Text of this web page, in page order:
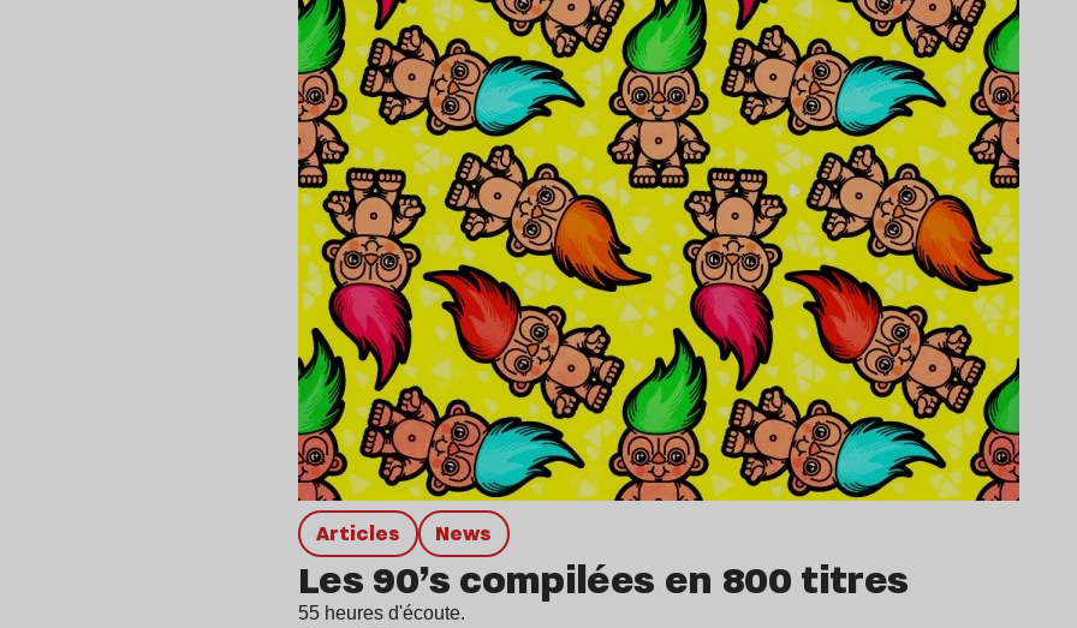
Articles news
Les 90’s compilées en 800 titres
55 heures d'écoute.